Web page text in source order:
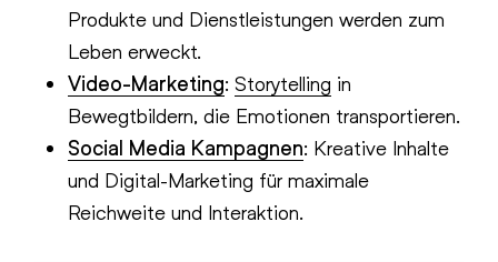
Produkte und Dienstleistungen werden zum
Leben erweckt.
Video-Marketing:Storytelling in
Bewegtbildern, die Emotionen transportieren.
Social Media Kampagnen: Kreative Inhalte
und Digital-Marketing für maximale
Reichweite und Interaktion.